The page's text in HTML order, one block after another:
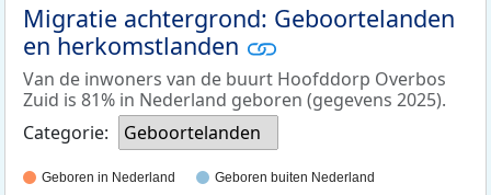
Migratie achtergrond: Geboortelanden
en herkomstlanden
Van de inwoners van de buurt Hoofddorp Overbos
Zuid is 81% in Nederland geboren (gegevens 2025).
Categorie:
Geboortelanden
Geboren in Nederland Geboren buiten Nederland